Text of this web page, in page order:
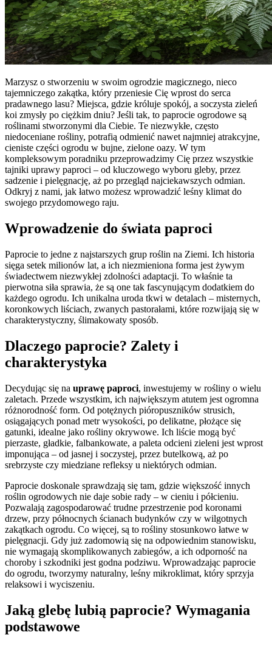
Marzysz o stworzeniu w swoim ogrodzie magicznego, nieco
tajemniczego zakątka, który przeniesie Cię wprost do serca
pradawnego lasu? Miejsca, gdzie króluje spokój, a soczysta zieleń
koi zmysły po ciężkim dniu? Jeśli tak, to paprocie ogrodowe są
roślinami stworzonymi dla Ciebie. Te niezwykłe, często
niedoceniane rośliny, potrafią odmienić nawet najmniej atrakcyjne,
cieniste części ogrodu w bujne, zielone oazy. W tym
kompleksowym poradniku przeprowadzimy Cię przez wszystkie
tajniki uprawy paproci – od kluczowego wyboru gleby, przez
sadzenie i pielęgnację, aż po przegląd najciekawszych odmian.
Odkryj z nami, jak łatwo możesz wprowadzić leśny klimat do
swojego przydomowego raju.
Wprowadzenie do świata paproci
Paprocie to jedne z najstarszych grup roślin na Ziemi. Ich historia
sięga setek milionów lat, a ich niezmieniona forma jest żywym
świadectwem niezwykłej zdolności adaptacji. To właśnie ta
pierwotna siła sprawia, że są one tak fascynującym dodatkiem do
każdego ogrodu. Ich unikalna uroda tkwi w detalach – misternych,
koronkowych liściach, zwanych pastorałami, które rozwijają się w
charakterystyczny, ślimakowaty sposób.
Dlaczego paprocie? Zalety i
charakterystyka
Decydując się na uprawę paproci, inwestujemy w rośliny o wielu
zaletach. Przede wszystkim, ich największym atutem jest ogromna
różnorodność form. Od potężnych pióropuszników strusich,
osiągających ponad metr wysokości, po delikatne, płożące się
gatunki, idealne jako rośliny okrywowe. Ich liście mogą być
pierzaste, gładkie, falbankowate, a paleta odcieni zieleni jest wprost
imponująca – od jasnej i soczystej, przez butelkową, aż po
srebrzyste czy miedziane refleksy u niektórych odmian.
Paprocie doskonale sprawdzają się tam, gdzie większość innych
roślin ogrodowych nie daje sobie rady – w cieniu i półcieniu.
Pozwalają zagospodarować trudne przestrzenie pod koronami
drzew, przy północnych ścianach budynków czy w wilgotnych
zakątkach ogrodu. Co więcej, są to rośliny stosunkowo łatwe w
pielęgnacji. Gdy już zadomowią się na odpowiednim stanowisku,
nie wymagają skomplikowanych zabiegów, a ich odporność na
choroby i szkodniki jest godna podziwu. Wprowadzając paprocie
do ogrodu, tworzymy naturalny, leśny mikroklimat, który sprzyja
relaksowi i wyciszeniu.
Jaką glebę lubią paprocie? Wymagania
podstawowe